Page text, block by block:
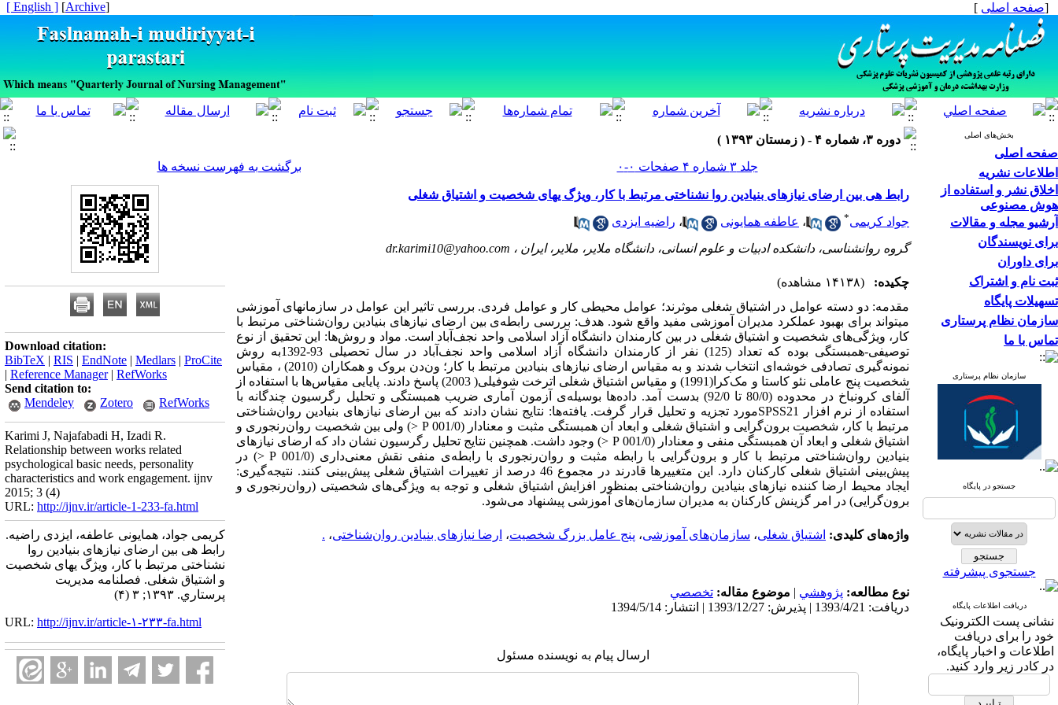
[صفحه اصلی ]
[
Archive
]
[ English ]
بخش‌های اصلی
صفحه اصلی
اطلاعات نشریه
اخلاق نشر و استفاده از
هوش مصنوعی
آرشیو مجله و مقالات
برای نویسندگان
برای داوران
ثبت نام و اشتراک
تسهیلات پایگاه
سازمان نظام پرستاری
تماس با ما
سازمان نظام پرستاری
جستجو در پایگاه
جستجوی پیشرفته
دریافت اطلاعات پایگاه
نشانی پست الکترونیک
خود را برای دریافت
اطلاعات و اخبار پایگاه،
در کادر زیر وارد کنید.
دوره ۳، شماره ۴ - ( زمستان ۱۳۹۳ )
جلد ۳ شماره ۴ صفحات ۰-۰
برگشت به فهرست نسخه ها
رابط هی بین ارضای نیازهای بنیادین روا نشناختی مرتبط با کار، ویژگ یهای شخصیت و اشتیاق شغلی
جواد کریمی* ، عاطفه همایونی ، راضیه ایزدی
گروه روانشناسی، دانشکده ادبیات و علوم انسانی، دانشگاه ملایر، ملایر، ایران ، dr.karimi10@yahoo.com
چکیده:
(۱۴۱۳۸ مشاهده)
مقدمه: دو دسته عوامل در اشتیاق شغلی موثرند؛ عوامل محیطی کار و عوامل فردی. بررسی تاثیر این عوامل در سازمانهای آموزشی
میتواند برای بهبود عملکرد مدیران آموزشی مفید واقع شود. هدف: بررسی رابطه‌ی بین ارضای نیازهای بنیادین روان‌شناختی مرتبط با
کار، ویژگی‌های شخصیت و اشتیاق شغلی در بین کارمندان دانشگاه آزاد اسلامی واحد نجف‌آباد است. مواد و روش‌ها: این تحقیق از نوع
توصیفی-همبستگی بوده که تعداد (125) نفر از کارمندان دانشگاه آزاد اسلامی واحد نجف‌آباد در سال تحصیلی 93-1392به روش
نمونه‌گیری تصادفی خوشه‌ای انتخاب شدند و به مقیاس ارضای نیازهای بنیادین مرتبط با کار؛ ون‌دن بروک و همکاران (2010) ، مقیاس
شخصیت پنج عاملی نئو کاستا و مک‌کرا(1991) و مقیاس اشتیاق شغلی اترخت شوفیلی( 2003) پاسخ دادند. پایایی مقیاس‌ها با استفاده از
آلفای کرونباخ در محدوده (80/0 تا 92/0) بدست آمد. داده‌ها بوسیله‌ی آزمون آماری ضریب همبستگی و تحلیل رگرسیون چندگانه با
استفاده از نرم افزار SPSS21مورد تجزیه و تحلیل قرار گرفت. یافته‌ها: نتایج نشان دادند که بین ارضای نیازهای بنیادین روان‌شناختی
مرتبط با کار، شخصیت برون‌گرایی و اشتیاق شغلی و ابعاد آن همبستگی مثبت و معنادار (001/0 P <) ولی بین شخصیت روان‌رنجوری و
اشتیاق شغلی و ابعاد آن همبستگی منفی و معنادار (001/0 P <) وجود داشت. همچنین نتایج تحلیل رگرسیون نشان داد که ارضای نیازهای
بنیادین روان‌شناختی مرتبط با کار و برون‌گرایی با رابطه مثبت و روان‌رنجوری با رابطه‌ی منفی نقش معنی‌داری (001/0 P <) در
پیش‌بینی اشتیاق شغلی کارکنان دارد. این متغییرها قادرند در مجموع 46 درصد از تغییرات اشتیاق شغلی پیش‌بینی کنند. نتیجه‌گیری:
ایجاد محیط ارضا کننده نیازهای بنیادین روان‌شناختی بمنظور افزایش اشتیاق شغلی و توجه به ویژگی‌های شخصیتی (روان‌رنجوری و
برون‌گرایی) در امر گزینش کارکنان به مدیران سازمان‌های آموزشی پیشنهاد می‌شود.
واژه‌های کلیدی: اشتیاق شغلی، سازمان‌های آموزشی، پنج عامل بزرگ شخصیت، ارضا نیازهای بنیادین روان‌شناختی، .
نوع مطالعه: پژوهشي | موضوع مقاله: تخصصي
دریافت: 1393/4/21 | پذیرش: 1393/12/27 | انتشار: 1394/5/14
ارسال پیام به نویسنده مسئول
Download citation:
BibTeX | RIS | EndNote | Medlars | ProCite
| Reference Manager| RefWorks
Send citation to:
Mendeley
Zotero RefWorks
Karimi J, Najafabadi H, Izadi R.
Relationship between works related
psychological basic needs, personality
characteristics and work engagement. ijnv
2015; 3 (4)
URL: http://ijnv.ir/article-1-233-fa.html
کریمی جواد، همایونی عاطفه، ایزدی راضیه.
رابط هی بین ارضای نیازهای بنیادین روا
نشناختی مرتبط با کار، ویژگ یهای شخصیت
و اشتیاق شغلی. فصلنامه مديريت
پرستاري. ۱۳۹۳; ۳ (۴)
URL: http://ijnv.ir/article-۱-۲۳۳-fa.html